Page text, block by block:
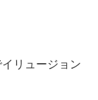
リュージョン